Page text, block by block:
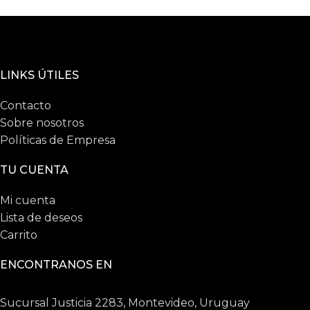
LINKS ÚTILES
Contacto
Sobre nosotros
Políticas de Empresa
TU CUENTA
Mi cuenta
Lista de deseos
Carrito
ENCONTRANOS EN
Sucursal Justicia 2283, Montevideo, Uruguay